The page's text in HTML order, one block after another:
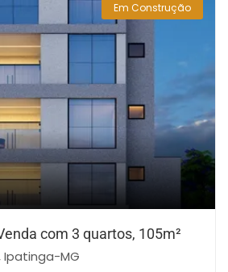
Em Construção
com 3 quartos, 105m²
Ipatinga-MG